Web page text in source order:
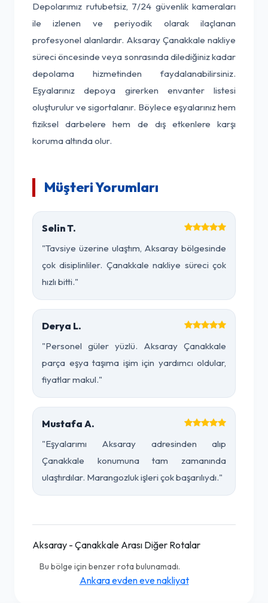
Depolarımız rutubetsiz, 7/24 güvenlik kameraları
ile izlenen ve periyodik olarak ilaçlanan
profesyonel alanlardır. Aksaray Çanakkale nakliye
süreci öncesinde veya sonrasında dilediğiniz kadar
depolama hizmetinden faydalanabilirsiniz.
Eşyalarınız depoya girerken envanter listesi
oluşturulur ve sigortalanır. Böylece eşyalarınız hem
fiziksel darbelere hem de dış etkenlere karşı
koruma altında olur.
Müşteri Yorumları
Selin T.
"Tavsiye üzerine ulaştım, Aksaray bölgesinde
çok disiplinliler. Çanakkale nakliye süreci çok
hızlı bitti."
Derya L.
"Personel güler yüzlü. Aksaray Çanakkale
parça eşya taşıma işim için yardımcı oldular,
fiyatlar makul."
Mustafa A.
"Eşyalarımı Aksaray adresinden alıp
Çanakkale konumuna tam zamanında
ulaştırdılar. Marangozluk işleri çok başarılıydı."
Aksaray - Çanakkale Arası Diğer Rotalar
Bu bölge için benzer rota bulunamadı.
Ankara evden eve nakliyat